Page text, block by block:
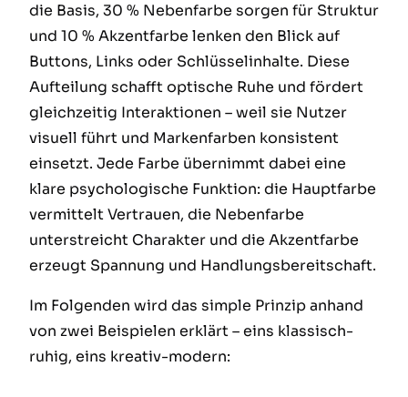
die Basis, 30 % Nebenfarbe sorgen für Struktur
und 10 % Akzentfarbe lenken den Blick auf
Buttons, Links oder Schlüsselinhalte. Diese
Aufteilung schafft optische Ruhe und fördert
gleichzeitig Interaktionen – weil sie Nutzer
visuell führt und Markenfarben konsistent
einsetzt. Jede Farbe übernimmt dabei eine
klare psychologische Funktion: die Hauptfarbe
vermittelt Vertrauen, die Nebenfarbe
unterstreicht Charakter und die Akzentfarbe
erzeugt Spannung und Handlungsbereitschaft.
Im Folgenden wird das simple Prinzip anhand
von zwei Beispielen erklärt – eins klassisch-
ruhig, eins kreativ-modern: